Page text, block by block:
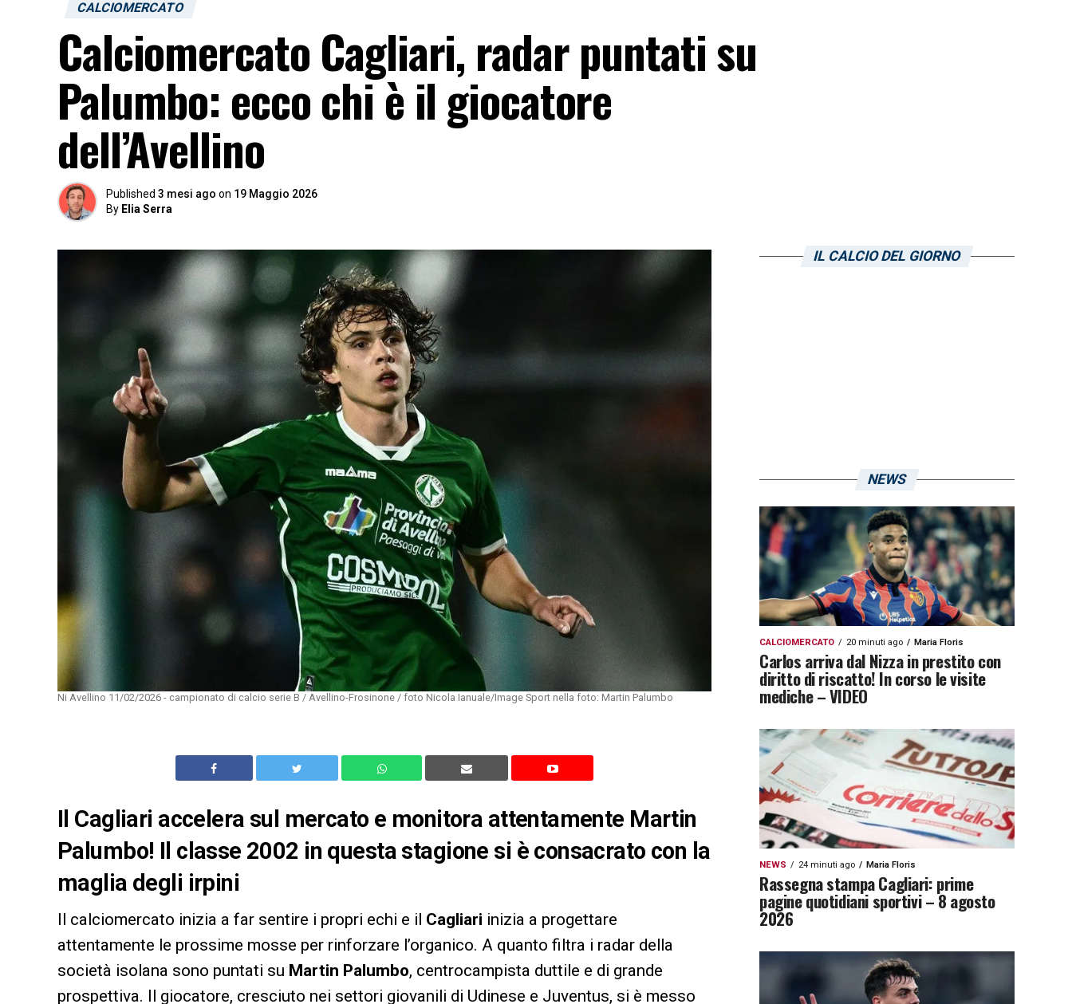
CALCIOMERCATO
Calciomercato Cagliari, radar puntati su
Palumbo: ecco chi è il giocatore
dell’Avellino
Published 3 mesi ago on 19 Maggio 2026
By Elia Serra
Ni Avellino 11/02/2026 - campionato di calcio serie B / Avellino-Frosinone / foto Nicola Ianuale/Image Sport nella foto: Martin Palumbo
Il Cagliari accelera sul mercato e monitora attentamente Martin
Palumbo! Il classe 2002 in questa stagione si è consacrato con la
maglia degli irpini
Il calciomercato inizia a far sentire i propri echi e il Cagliari inizia a progettare
attentamente le prossime mosse per rinforzare l’organico. A quanto filtra i radar della
società isolana sono puntati su Martin Palumbo, centrocampista duttile e di grande
prospettiva. Il giocatore, cresciuto nei settori giovanili di Udinese e Juventus, si è messo
IL CALCIO DEL GIORNO
NEWS
CALCIOMERCATO 20 minuti ago Maria Floris
Carlos arriva dal Nizza in prestito con
diritto di riscatto! In corso le visite
mediche – VIDEO
NEWS 24 minuti ago Maria Floris
Rassegna stampa Cagliari: prime
pagine quotidiani sportivi – 8 agosto
2026